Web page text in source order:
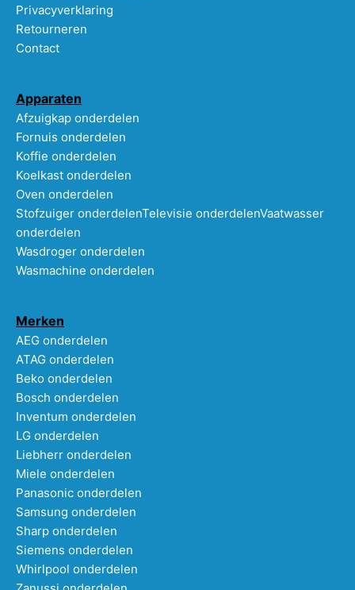
Privacyverklaring
Retourneren
Contact
Apparaten
Afzuigkap onderdelen
Fornuis onderdelen
Koffie onderdelen
Koelkast onderdelen
Oven onderdelen
Stofzuiger onderdelenTelevisie onderdelenVaatwasser
onderdelen
Wasdroger onderdelen
Wasmachine onderdelen
Merken
AEG onderdelen
ATAG onderdelen
Beko onderdelen
Bosch onderdelen
Inventum onderdelen
LG onderdelen
Liebherr onderdelen
Miele onderdelen
Panasonic onderdelen
Samsung onderdelen
Sharp onderdelen
Siemens onderdelen
Whirlpool onderdelen